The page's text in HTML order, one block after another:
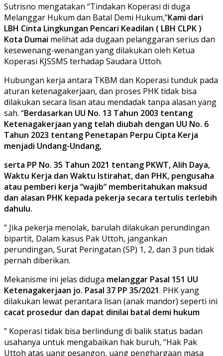
Sutrisno mengatakan “Tindakan Koperasi di duga
Melanggar Hukum dan Batal Demi Hukum,”Kami dari
LBH Cinta Lingkungan Pencari Keadilan ( LBH CLPK )
Kota Dumai melihat ada dugaan pelanggaran serius dan
kesewenang-wenangan yang dilakukan oleh Ketua
Koperasi KJSSMS terhadap Saudara Uttoh.
Hubungan kerja antara TKBM dan Koperasi tunduk pada
aturan ketenagakerjaan, dan proses PHK tidak bisa
dilakukan secara lisan atau mendadak tanpa alasan yang
sah. “Berdasarkan UU No. 13 Tahun 2003 tentang
Ketenagakerjaan yang telah diubah dengan UU No. 6
Tahun 2023 tentang Penetapan Perpu Cipta Kerja
menjadi Undang-Undang,
serta PP No. 35 Tahun 2021 tentang PKWT, Alih Daya,
Waktu Kerja dan Waktu Istirahat, dan PHK, pengusaha
atau pemberi kerja “wajib” memberitahukan maksud
dan alasan PHK kepada pekerja secara tertulis terlebih
dahulu.
” Jika pekerja menolak, barulah dilakukan perundingan
bipartit, Dalam kasus Pak Uttoh, jangankan
perundingan, Surat Peringatan (SP) 1, 2, dan 3 pun tidak
pernah diberikan.
Mekanisme ini jelas diduga melanggar Pasal 151 UU
Ketenagakerjaan jo. Pasal 37 PP 35/2021. PHK yang
dilakukan lewat perantara lisan (anak mandor) seperti ini
cacat prosedur dan dapat dinilai batal demi hukum
” Koperasi tidak bisa berlindung di balik status badan
usahanya untuk mengabaikan hak buruh, “Hak Pak
Uttoh atas uang pesangon, uang penghargaan masa